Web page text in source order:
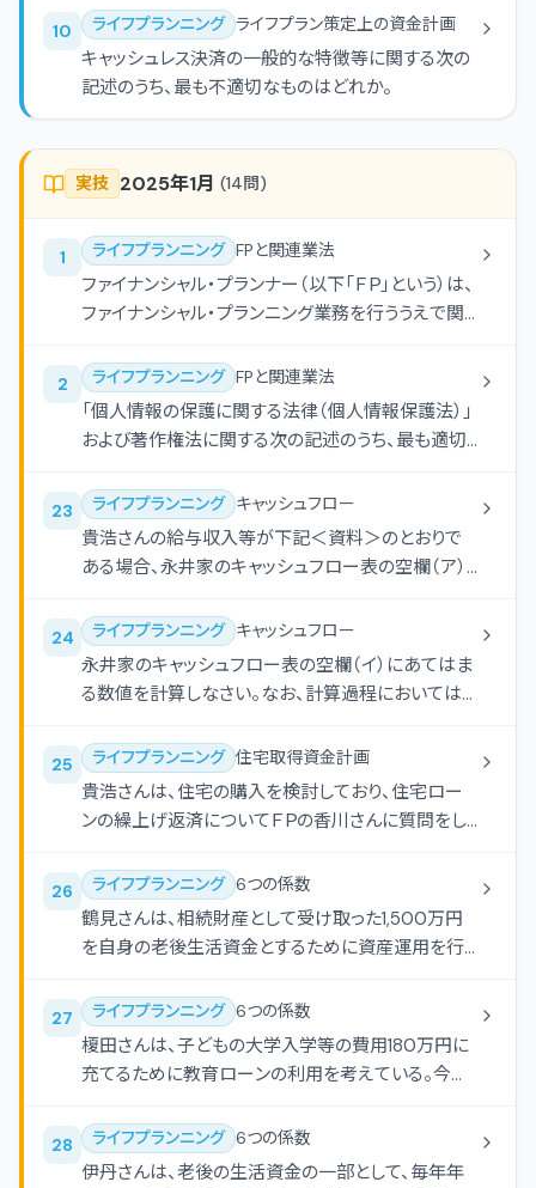
10 ライフプランニング ライフプラン策定上の資金計画
キャッシュレス決済の一般的な特徴等に関する次の
記述のうち、最も不適切なものはどれか。
実技 2025年1月 (14問)
1 ライフプランニング FPと関連業法
ファイナンシャル・プランナー（以下「ＦＰ」という）は、
ファイナンシャル・プランニング業務を行ううえで関
に関する次の（ア）-（エ）の記述について、適切なも
のには○、不適切なものには×を解答欄に記入しな
さい。 （ア）社会保険労務士の登録を受けていないＦ
きんネット」を使用した顧客の年金見込額の試算を
行い、顧客から報酬を受け取った。 （イ）税理士の登
録を受けていないＦＰが、自治体主催の無料相談会
において、相談者からの依頼に基づき、無償で確定
けていないＦＰ（遺言者や公証人と利害関係はない
成年者）が、顧客から依頼されて公正証書遺言の証
人となり、顧客から適正な報酬を受け取った。 （エ）
仲介業の登録を受けていないＦＰが、保険募集を目
的として提携している保険代理店の取り扱っている
生命保険の商品説明を相談者に行い、保険の加入
を促した。
2 ライフプランニング FPと関連業法
「個人情報の保護に関する法律（個人情報保護法）」
および著作権法に関する次の記述のうち、最も適切
23 ライフプランニング キャッシュフロー
貴浩さんの給与収入等が下記＜資料＞のとおりで
ある場合、永井家のキャッシュフロー表の空欄（ア）
おける貴浩さんの収入は給与収入のみである。ま
た、記載のない事項については一切考慮しないもの
とする。
24 ライフプランニング キャッシュフロー
永井家のキャッシュフロー表の空欄（イ）にあてはま
る数値を計算しなさい。なお、計算過程においては
満を四捨五入すること。
25 ライフプランニング 住宅取得資金計画
貴浩さんは、住宅の購入を検討しており、住宅ロー
ンの繰上げ返済についてＦＰの香川さんに質問をし
（ア）-（ウ）にあてはまる語句の組み合わせとして、
最も適切なものはどれか。
26 ライフプランニング 6つの係数
鶴見さんは、相続財産として受け取った1,500万円
を自身の老後生活資金とするために資産運用を行
27 ライフプランニング 6つの係数
榎田さんは、子どもの大学入学等の費用180万円に
充てるために教育ローンの利用を考えている。今後
28 ライフプランニング 6つの係数
伊丹さんは、老後の生活資金の一部として、毎年年